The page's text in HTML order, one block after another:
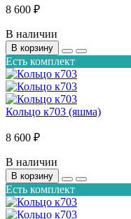
8 600 ₽
В наличии
В корзину
Есть комплект
Кольцо к703 (яшма)
8 600 ₽
В наличии
В корзину
Есть комплект